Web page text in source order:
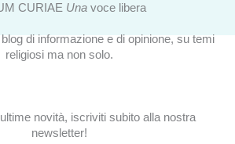
CURIAE Una voce libera
di informazione e di opinione, su temi
religiosi ma non solo.
novità, iscriviti subito alla nostra
newsletter!